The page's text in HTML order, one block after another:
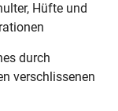
Hüfte und
durch
verschlissenen